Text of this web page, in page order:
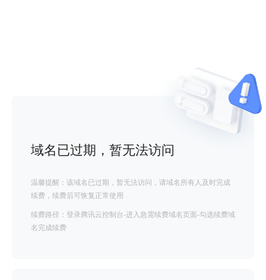
域名已过期，暂无法访问
温馨提醒：该域名已过期，暂无法访问，请域名所有人及时完成
续费，续费后可恢复正常使用
续费路径：登录腾讯云控制台-进入急需续费域名页面-勾选续费域
名完成续费